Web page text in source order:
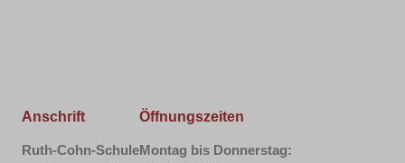
Anschrift
Ruth-Cohn-Schule
Öffnungszeiten
Montag bis Donnerstag: